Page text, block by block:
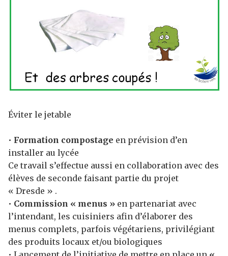
Éviter le jetable
• Formation compostage en prévision d’en
installer au lycée
Ce travail s’effectue aussi en collaboration avec des
élèves de seconde faisant partie du projet
« Dresde » .
• Commission « menus » en partenariat avec
l’intendant, les cuisiniers afin d’élaborer des
menus complets, parfois végétariens, privilégiant
des produits locaux et/ou biologiques